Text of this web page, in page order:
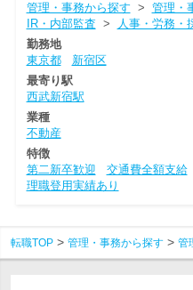
管理・事務から探す > 管理・
IR・内部監査 >
人事・労務・
勤務地
東京都
新宿区
最寄り駅
西武新宿駅
業種
不動産
特徴
第二新卒歓迎
交通費全額支給
理職登用実績あり
転職TOP 管理・事務から探す 管